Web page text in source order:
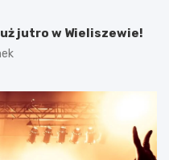
jutro w Wieliszewie!